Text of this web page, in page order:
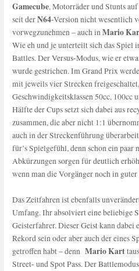
Gamecube, Motorräder und Stunts
seit derN64-Version nicht wesentlich
vorwegzunehmen – auch inMario
Wie eh und je unterteilt sich das Spiel
Battles. Der Versus-Modus, wie er
wurde gestrichen. Im Grand Prix
mit jeweils vier Strecken
Geschwindigkeitsklassen 50cc, 100cc
Hälfte der Cups setzt sich dabei aus
zusammen, die aber nicht 1:1
auch in der Streckenführung
für’s Spielgefühl, denn schon ein paar
Abkürzungen sorgen für deutlich
wenn man die Vorgänger noch in
Das Zeitfahren ist ebenfalls
Umfang. Ihr absolviert eine beliebige
Geisterfahrer. Dieser Geist kann dabei
Rekord sein oder aber auch der eines
getroffen habt – dennMario Kart
Street- und Spot Pass. Der